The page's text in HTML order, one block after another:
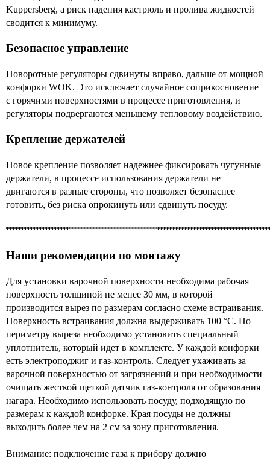
Kuppersberg, а риск падения кастрюль и пролива жидкостей
сводится к минимуму.
Безопасное управление
Поворотные регуляторы сдвинуты вправо, дальше от мощной
конфорки WOK. Это исключает случайное соприкосновение
с горячими поверхностями в процессе приготовления, и
регуляторы подвергаются меньшему тепловому воздействию.
Крепление держателей
Новое крепление позволяет надежнее фиксировать чугунные
держатели, в процессе использования держатели не
двигаются в разные стороны, что позволяет безопаснее
готовить, без риска опрокинуть или сдвинуть посуду.
Наши рекомендации по монтажу
Для установки варочной поверхности необходима рабочая
поверхность толщиной не менее 30 мм, в которой
производится вырез по размерам согласно схеме встраивания.
Поверхность встраивания должна выдерживать 100 °C. По
периметру выреза необходимо установить специальный
уплотнитель, который идет в комплекте. У каждой конфорки
есть электроподжиг и газ-контроль. Следует ухаживать за
варочной поверхностью от загрязнений и при необходимости
очищать жесткой щеткой датчик газ-контроля от образования
нагара. Необходимо использовать посуду, подходящую по
размерам к каждой конфорке. Края посуды не должны
выходить более чем на 2 см за зону приготовления.
Внимание: подключение газа к прибору должно